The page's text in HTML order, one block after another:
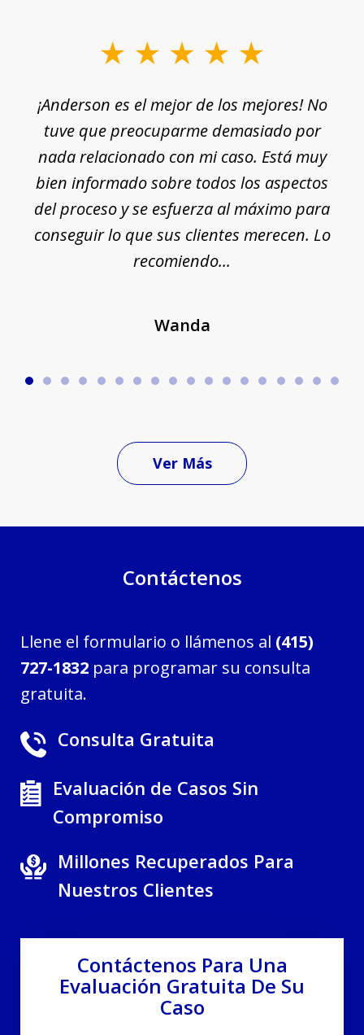
¡Anderson es el mejor de los mejores! No
tuve que preocuparme demasiado por
nada relacionado con mi caso. Está muy
bien informado sobre todos los aspectos
del proceso y se esfuerza al máximo para
conseguir lo que sus clientes merecen. Lo
recomiendo...
Wanda
Ver Más
Contáctenos
Llene el formulario o llámenos al (415)
727-1832 para programar su consulta
gratuita.
Consulta Gratuita
Evaluación de Casos Sin
Compromiso
Millones Recuperados Para
Nuestros Clientes
Contáctenos Para Una
Evaluación Gratuita De Su
Caso